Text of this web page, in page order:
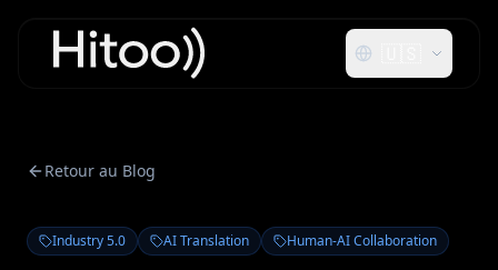
Retour au Blog
Industry 5.0 AI Translation Human-AI Collaboration